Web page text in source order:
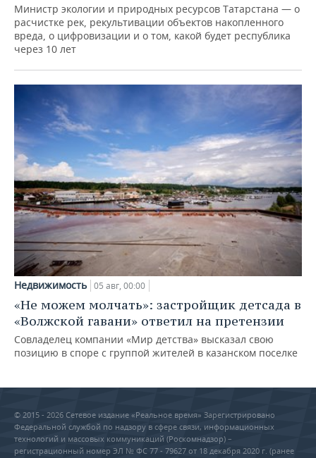
Министр экологии и природных ресурсов Татарстана — о
расчистке рек, рекультивации объектов накопленного
вреда, о цифровизации и о том, какой будет республика
через 10 лет
Недвижимость 05 авг, 00:00
«Не можем молчать»: застройщик детсада в
«Волжской гавани» ответил на претензии
Совладелец компании «Мир детства» высказал свою
позицию в споре с группой жителей в казанском поселке
© 2015 - 2026 Сетевое издание «Реальное время» Зарегистрировано
Федеральной службой по надзору в сфере связи, информационных
технологий и массовых коммуникаций (Роскомнадзор) –
регистрационный номер ЭЛ № ФС 77 - 79627 от 18 декабря 2020 г. (ранее